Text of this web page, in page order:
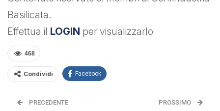
Basilicata.
Effettua il
LOGIN per visualizzarlo
468
Condividi Facebook
PRECEDENTE PROSSIMO